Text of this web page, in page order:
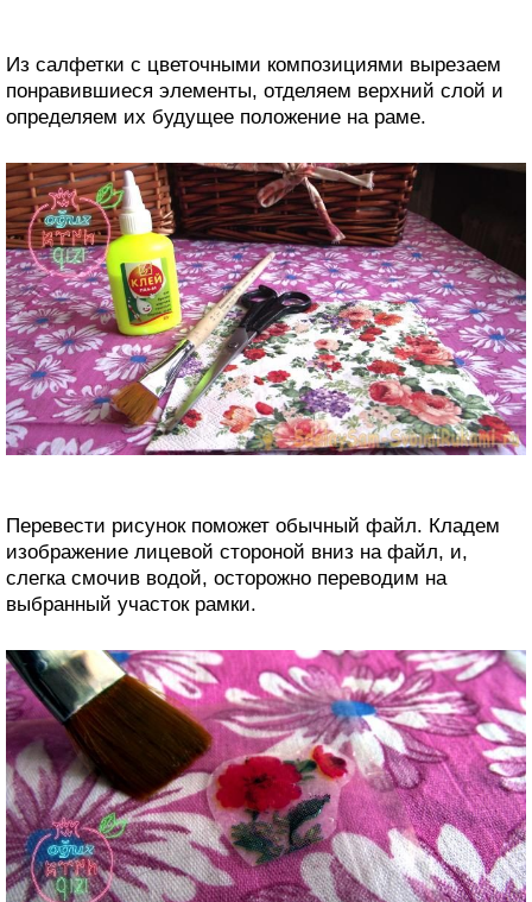
Из салфетки с цветочными композициями вырезаем
понравившиеся элементы, отделяем верхний слой и
определяем их будущее положение на раме.
Перевести рисунок поможет обычный файл. Кладем
изображение лицевой стороной вниз на файл, и,
слегка смочив водой, осторожно переводим на
выбранный участок рамки.